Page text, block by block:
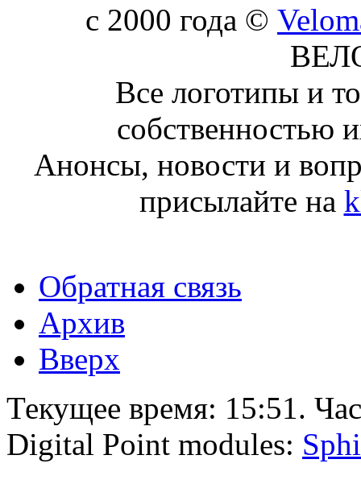
c 2000 года ©
Все логотипы и
собственностью
Анонсы, новости и
присылайте на
Обратная связь
Архив
Вверх
Текущее время: 15:51.
Digital Point modules: